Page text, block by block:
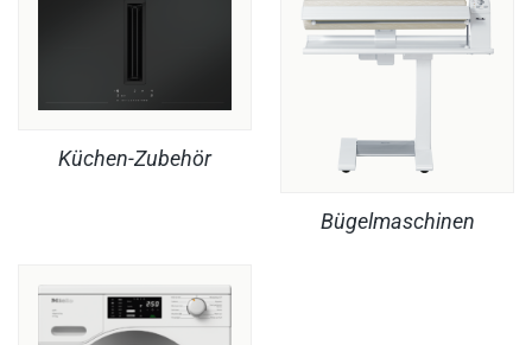
Küchen-Zubehör
Bügelmaschinen